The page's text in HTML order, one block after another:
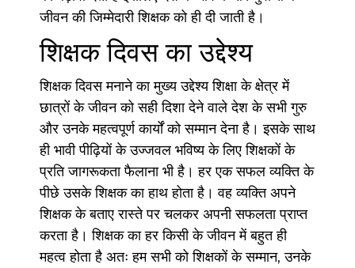
जीवन की जिम्मेदारी शिक्षक को ही दी जाती है।
शिक्षक दिवस का उद्देश्य
शिक्षक दिवस मनाने का मुख्य उद्देश्य शिक्षा के क्षेत्र में
छात्रों के जीवन को सही दिशा देने वाले देश के सभी गुरु
और उनके महत्वपूर्ण कार्यों को सम्मान देना है। इसके साथ
ही भावी पीढ़ियों के उज्जवल भविष्य के लिए शिक्षकों के
प्रति जागरूकता फैलाना भी है। हर एक सफल व्यक्ति के
पीछे उसके शिक्षक का हाथ होता है। वह व्यक्ति अपने
शिक्षक के बताए रास्ते पर चलकर अपनी सफलता प्राप्त
करता है। शिक्षक का हर किसी के जीवन में बहुत ही
महत्व होता है अतः हम सभी को शिक्षकों के सम्मान, उनके